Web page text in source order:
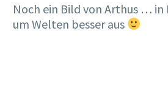
Noch ein Bild von Arthus … in
um Welten besser aus